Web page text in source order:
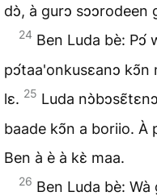
dↄ̀, à gurↄ sↄↄrodeen
24 Ben Luda bè: Pↄ́
pↄ́taa'onkusɛanↄ kↄ̃n
lɛ. 25 Luda
baade kↄ̃n a boriio. À
Ben à è à kɛ̀ maa.
26 Ben Luda bè: